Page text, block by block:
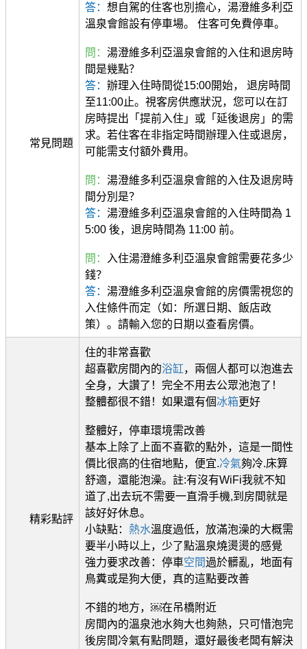
常見問題
答： 想自駕的住客也別擔心，湯澄維多利亞
溫泉會館設有停車場。 住客可免費停車。
問： 湯澄維多利亞溫泉會館的入住和退房時
間是幾點？
答： 辦理入住時間從15:00開始， 退房時間
至11:00止。視客房供應狀況，您可以在訂
房時提出「提前入住」或「延後退房」的需
求。若住客在非指定時間辦理入住或退房，
可能需支付額外費用。
問： 湯澄維多利亞溫泉會館的入住及退房時
間分別是？
答： 湯澄維多利亞溫泉會館的入住時間為 1
5:00 後，退房時間為 11:00 前。
問：
入住湯澄維多利亞溫泉會館需要花多少
錢？
答： 湯澄維多利亞溫泉會館的房價需視您的
入住條件而定（如：所選日期、飯店政
策）。請輸入您的日期以查看房價。
精彩點評
住的非常喜歡
超喜歡房間內的浴缸，兩個人都可以泡進去
全身，大讚了！完全不用去公眾池泡了！
整體都很不錯！如果還有個冰箱更好
整體好，停車環境需改善
基本上除了上面不喜歡的點外，這是一間性
價比很高的住宿地點，便宜.冷氣夠冷.床算
舒適，還能泡澡。註:有沒有WiFi我就不知
道了,出去玩不需要一直滑手機,到房間就是
該好好休息。
小缺點： 熱水溫度過低，放滿泡澡的大概需
要半小時以上，少了點溫泉燒燙燙的感覺
強力要求改善：停車空間過於髒亂，地面有
鳥糞或是狗大便，真的這點要改善
不錯的地方，￼在吊橋附近
房間內的溫泉池水夠大也夠熱，只可惜泡完
後房間冷氣有點問題，還好最後老闆有解決